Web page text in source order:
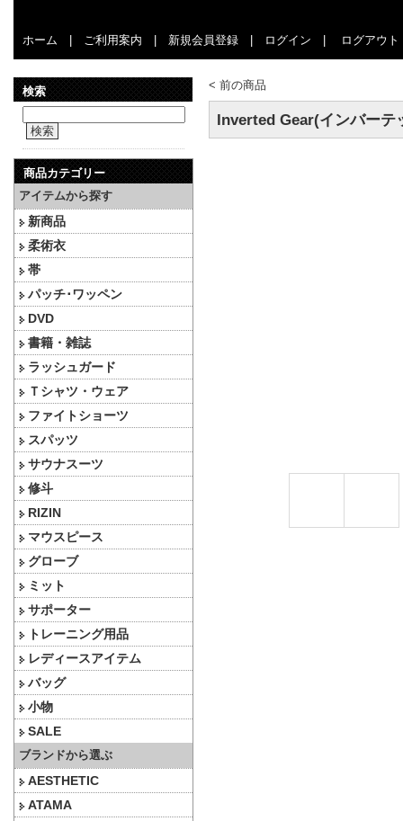
ホーム ご利用案内 新規会員登録 ログイン ログアウト
検索
検索
商品カテゴリー
アイテムから探す
新商品
柔術衣
帯
パッチ･ワッペン
DVD
書籍・雑誌
ラッシュガード
Ｔシャツ・ウェア
ファイトショーツ
スパッツ
サウナスーツ
修斗
RIZIN
マウスピース
グローブ
ミット
サポーター
トレーニング用品
レディースアイテム
バッグ
小物
SALE
ブランドから選ぶ
AESTHETIC
ATAMA
< 前の商品
Inverted Gear(インバー